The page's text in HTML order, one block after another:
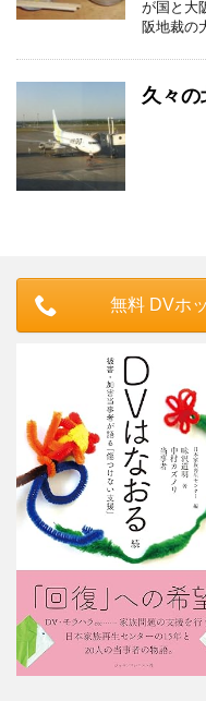
が国と大
阪地裁の
久々の
無料 DVホ